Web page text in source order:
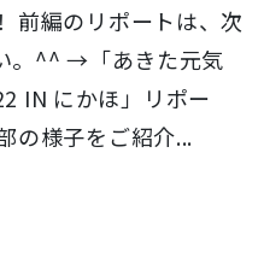
前編のリポートは、次
。^^ →「あきた元気
IN にかほ」リポー
の様子をご紹介...